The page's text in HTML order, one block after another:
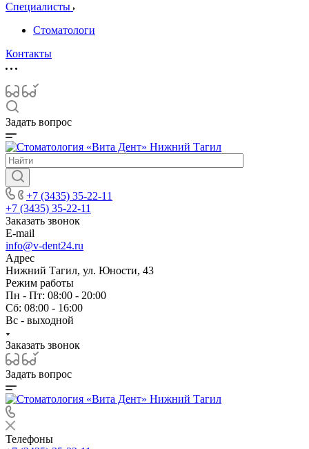
Специалисты
Стоматологи
Контакты
Задать вопрос
+7 (3435) 35-22-11
+7 (3435) 35-22-11
Заказать звонок
E-mail
info@v-dent24.ru
Адрес
Нижний Тагил, ул. Юности, 43
Режим работы
Пн - Пт: 08:00 - 20:00
Сб: 08:00 - 16:00
Вс - выходной
Заказать звонок
Задать вопрос
Телефоны